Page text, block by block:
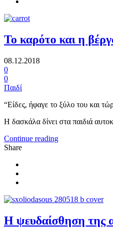
To καρότο και η
08.12.2018
0
0
Παιδί
“Είδες, ήφαγε το ξύλο του και
Η δασκάλα δίνει στα παιδιά
Continue reading
Share
Η ψευδαίσθηση της